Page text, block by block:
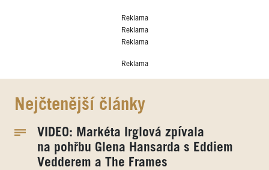
Reklama
Reklama
Reklama
Reklama
Nejčtenější články
VIDEO: Markéta Irglová zpívala
na pohřbu Glena Hansarda s Eddiem
Vedderem a The Frames